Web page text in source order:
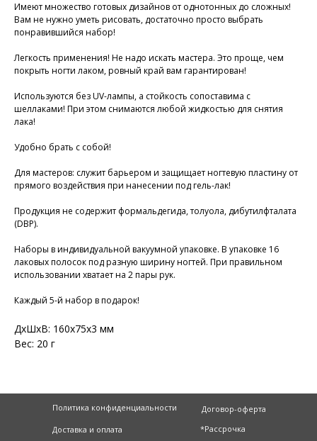
Имеют множество готовых дизайнов от однотонных до сложных!
Вам не нужно уметь рисовать, достаточно просто выбрать
понравившийся набор!
Легкость применения! Не надо искать мастера. Это проще, чем
покрыть ногти лаком, ровный край вам гарантирован!
Используются без UV-лампы, а стойкость сопоставима с
шеллаками! При этом снимаются любой жидкостью для снятия
лака!
Удобно брать с собой!
Для мастеров: служит барьером и защищает ногтевую пластину от
прямого воздействия при нанесении под гель-лак!
Продукция не содержит формальдегида, толуола, дибутилфталата
(DBP).
Наборы в индивидуальной вакуумной упаковке. В упаковке 16
лаковых полосок под разную ширину ногтей. При правильном
использовании хватает на 2 пары рук.
Каждый 5-й набор в подарок!
ДxШxВ: 160x75x3 мм
Вес: 20 г
Политика конфиденциальности
Доставка и оплата *Рассрочка
Договор-оферта